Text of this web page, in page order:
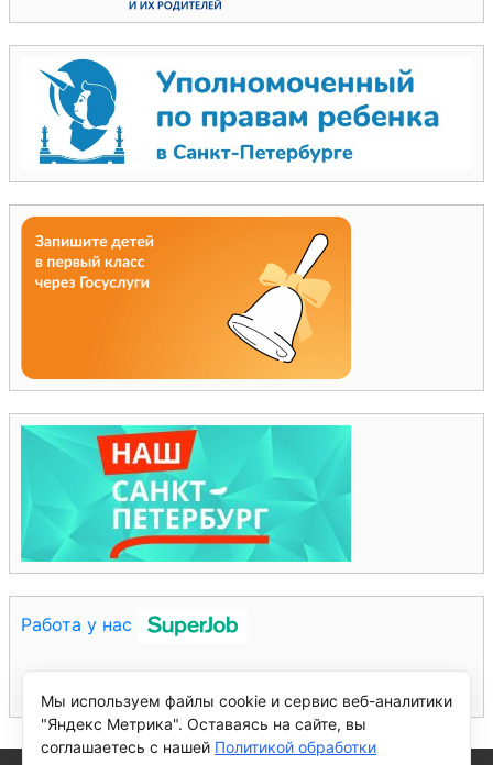
Работа у нас
Мы используем файлы cookie и сервис веб-аналитики
"Яндекс Метрика". Оставаясь на сайте, вы
соглашаетесь с нашей Политикой обработки